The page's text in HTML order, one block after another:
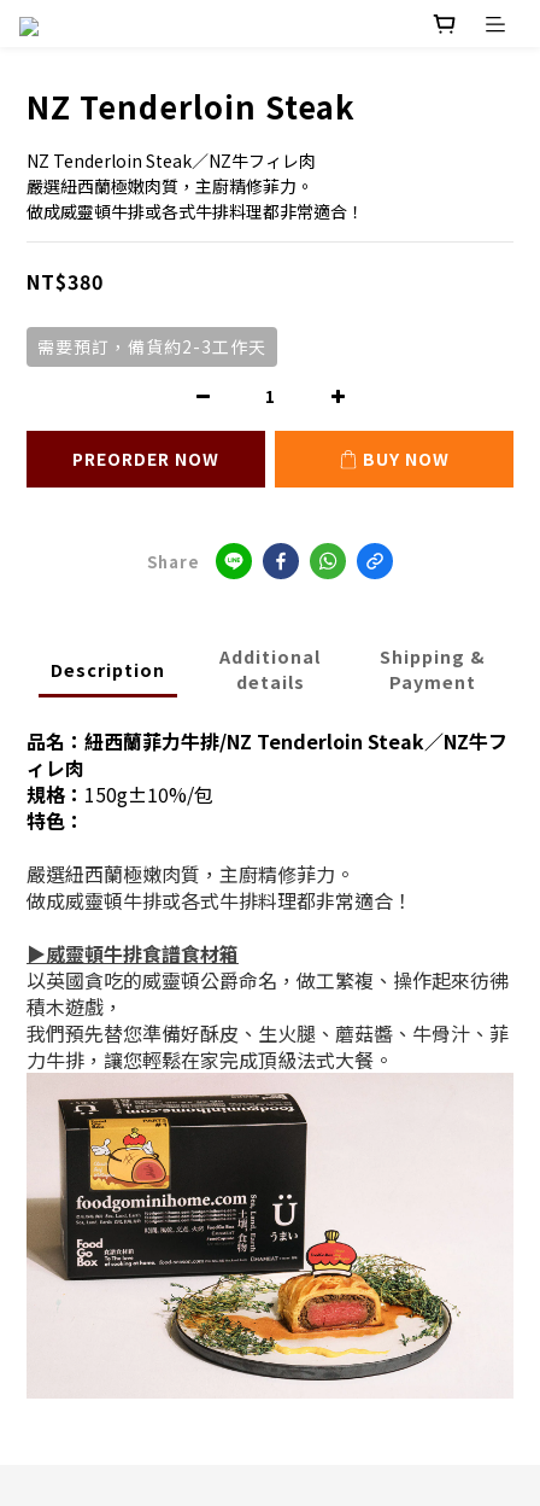
NZ Tenderloin Steak
NZ Tenderloin Steak／NZ牛フィレ肉
嚴選紐西蘭極嫩肉質，主廚精修菲力。
做成威靈頓牛排或各式牛排料理都非常適合！
NT$380
需要預訂，備貨約2-3工作天
PREORDER NOW BUY NOW
Share
Description
Additional
details
Shipping &
Payment
品名： 紐西蘭菲力牛排/NZ Tenderloin Steak／NZ牛フ
ィレ肉
規格： 150g±10%/包
特色：
嚴選紐西蘭極嫩肉質，主廚精修菲力。
做成威靈頓牛排或各式牛排料理都非常適合！
▶威靈頓牛排食譜食材箱
以英國貪吃的威靈頓公爵命名，做工繁複、操作起來彷彿
積木遊戲，
我們預先替您準備好酥皮、生火腿、蘑菇醬、牛骨汁、菲
力牛排，讓您輕鬆在家完成頂級法式大餐。